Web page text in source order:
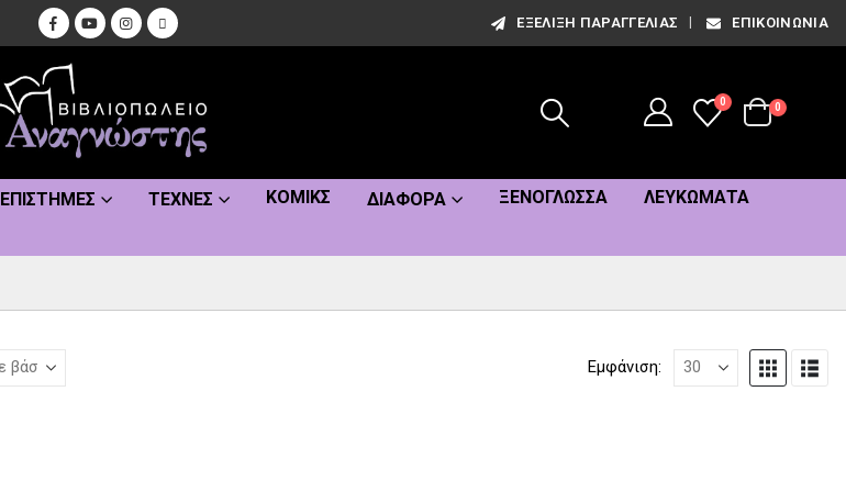
ΕΞΈΛΙΞΗ ΠΑΡΑΓΓΕΛΊΑΣ ΕΠΙΚΟΙΝΩΝΊΑ
0
0
ΕΠΙΣΤΉΜΕΣ ΤΈΧΝΕΣ ΚΌΜΙΚΣ ΔΙΆΦΟΡΑ ΞΕΝΌΓΛΩΣΣΑ
ΛΕΥΚΏΜΑΤΑ
Εμφάνιση: